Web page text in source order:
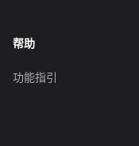
帮助
功能指引